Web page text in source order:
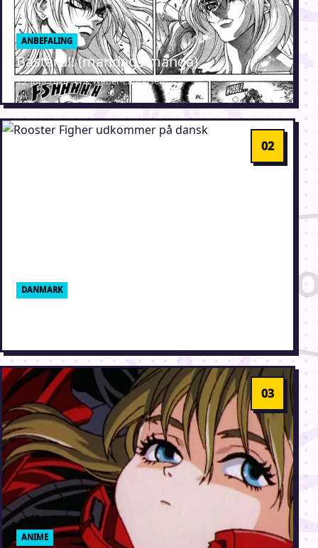
ANBEFALING
Bastard!! (mandags manga)
15. juni 2026 · Erik Weber-Lauridsen
DANMARK
ANIME